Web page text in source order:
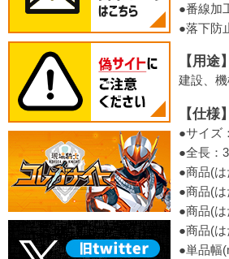
●番線加
●落下防
【用途】
建設、
【仕様】
●サイズ
●全長：
●商品(
●商品(
●商品(
●商品(
●単品幅